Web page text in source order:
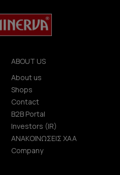
ABOUT US
About us
Shops
Contact
B2B Portal
Investors (IR)
ΑΝΑΚΟΙΝΩΣΕΙΣ ΧΑΑ
Company